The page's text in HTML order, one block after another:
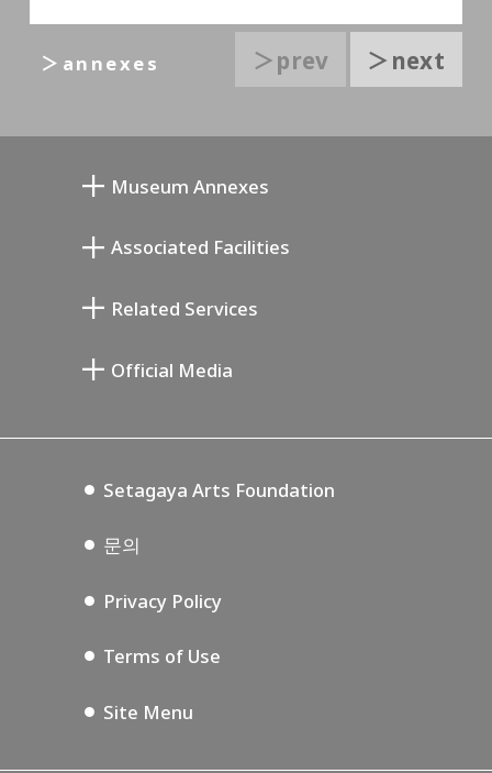
＞prev ＞next
＞annexes
Museum Annexes
Annex Exhibition Schedule
Associated Facilities
Setagaya Music P.D.
Related Services
Official Media
Setagaya Arts Foundation
문의
Privacy Policy
Terms of Use
Site Menu